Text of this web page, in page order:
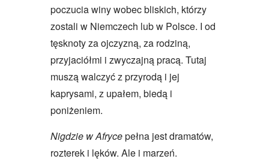
poczucia winy wobec bliskich, którzy
zostali w Niemczech lub w Polsce. I od
tęsknoty za ojczyzną, za rodziną,
przyjaciółmi i zwyczajną pracą. Tutaj
muszą walczyć z przyrodą i jej
kaprysami, z upałem, biedą i
poniżeniem.
Nigdzie w Afrycepełna jest dramatów,
rozterek i lęków. Ale i marzeń.